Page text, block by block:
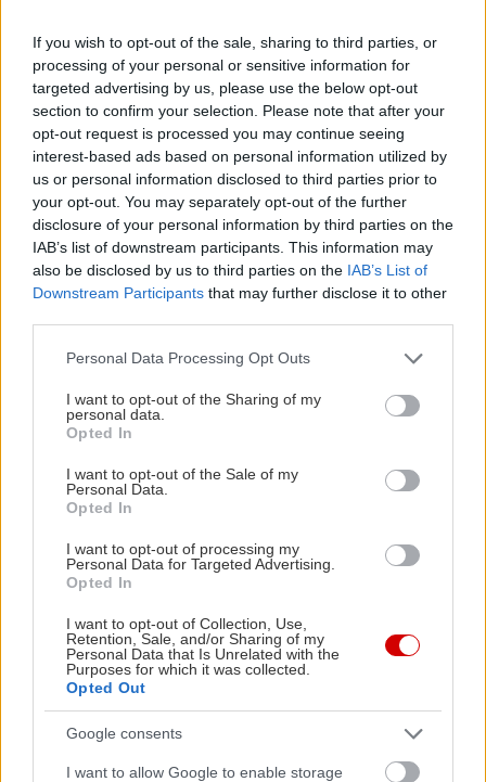
If you wish to opt-out of the sale, sharing to third parties, or
processing of your personal or sensitive information for
targeted advertising by us, please use the below opt-out
section to confirm your selection. Please note that after your
opt-out request is processed you may continue seeing
interest-based ads based on personal information utilized by
us or personal information disclosed to third parties prior to
your opt-out. You may separately opt-out of the further
disclosure of your personal information by third parties on the
IAB’s list of downstream participants. This information may
also be disclosed by us to third parties on the IAB’s List of
Downstream Participants that may further disclose it to other
Please note that this website/app uses one or more Google
not limited to your visit or usage behaviour. You may click to
grant or deny consent to Google and its third-party tags to
use your data for below specified purposes in below Google
consent section.
Personal Data Processing Opt Outs
I want to opt-out of the Sharing of my
personal data.
Opted In
I want to opt-out of the Sale of my
Personal Data.
Opted In
I want to opt-out of processing my
Personal Data for Targeted Advertising.
Opted In
I want to opt-out of Collection, Use,
Retention, Sale, and/or Sharing of my
Personal Data that Is Unrelated with the
Purposes for which it was collected.
Opted Out
Google consents
I want to allow Google to enable storage
Διαβάστε επίσης
Μείνε Αύγουστο στην Αθήνα κι άσε τους
PODCASTS
Αναζήτηση